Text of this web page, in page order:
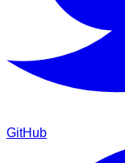
GitHub